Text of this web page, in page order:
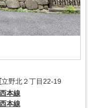
立野北２丁目22-19
本線
本線